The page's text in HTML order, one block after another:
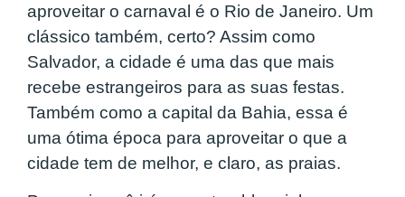
aproveitar o carnaval é o Rio de Janeiro. Um
clássico também, certo? Assim como
Salvador, a cidade é uma das que mais
recebe estrangeiros para as suas festas.
Também como a capital da Bahia, essa é
uma ótima época para aproveitar o que a
cidade tem de melhor, e claro, as praias.